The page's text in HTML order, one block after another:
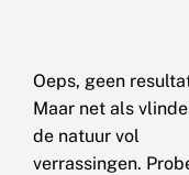
Oeps, geen
Maar net als
de natuur vol
verrassingen.